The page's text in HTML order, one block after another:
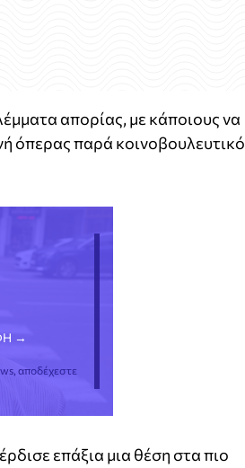
απορίας, με κάποιους να
όπερας παρά κοινοβουλευτικό
αποδέχεστε
επάξια μια θέση στα πιο